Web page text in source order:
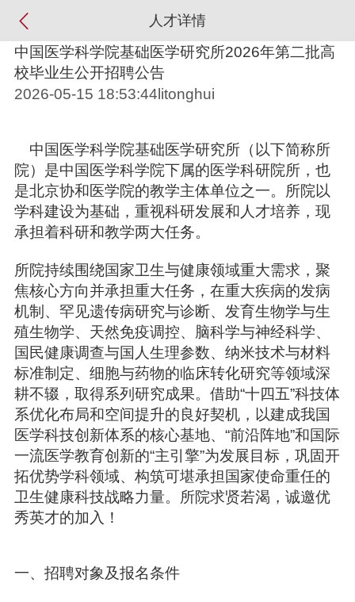
人才详情
中国医学科学院基础医学研究所2026年第二批高
校毕业生公开招聘公告
2026-05-15 18:53:44litonghui
中国医学科学院基础医学研究所（以下简称所
院）是中国医学科学院下属的医学科研院所，也
是北京协和医学院的教学主体单位之一。所院以
学科建设为基础，重视科研发展和人才培养，现
承担着科研和教学两大任务。
所院持续围绕国家卫生与健康领域重大需求，聚
焦核心方向并承担重大任务，在重大疾病的发病
机制、罕见遗传病研究与诊断、发育生物学与生
殖生物学、天然免疫调控、脑科学与神经科学、
国民健康调查与国人生理参数、纳米技术与材料
标准制定、细胞与药物的临床转化研究等领域深
耕不辍，取得系列研究成果。借助“十四五”科技体
系优化布局和空间提升的良好契机，以建成我国
医学科技创新体系的核心基地、“前沿阵地”和国际
一流医学教育创新的“主引擎”为发展目标，巩固开
拓优势学科领域、构筑可堪承担国家使命重任的
卫生健康科技战略力量。所院求贤若渴，诚邀优
秀英才的加入！
一、招聘对象及报名条件